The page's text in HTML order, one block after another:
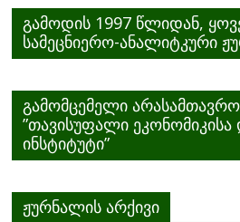
გამოდის 1997 წლიდან,
სამეცნიერო-ანალიტკური
გამომცემელი
”თავისუფალი ეკონომიკისა
ინსტიტუტი”
ჟურნალის არქივი